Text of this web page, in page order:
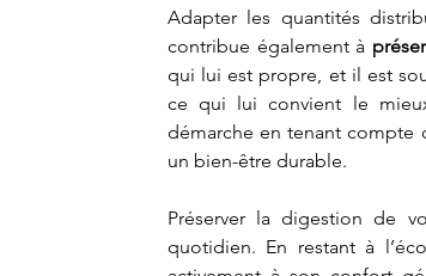
Adapter les quantités
contribue également à
qui lui est propre, et il est
ce qui lui convient le
démarche en tenant compte
un bien-être durable.
Préserver la digestion de
quotidien. En restant à